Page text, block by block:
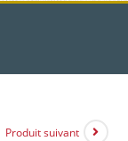
Produit suivant